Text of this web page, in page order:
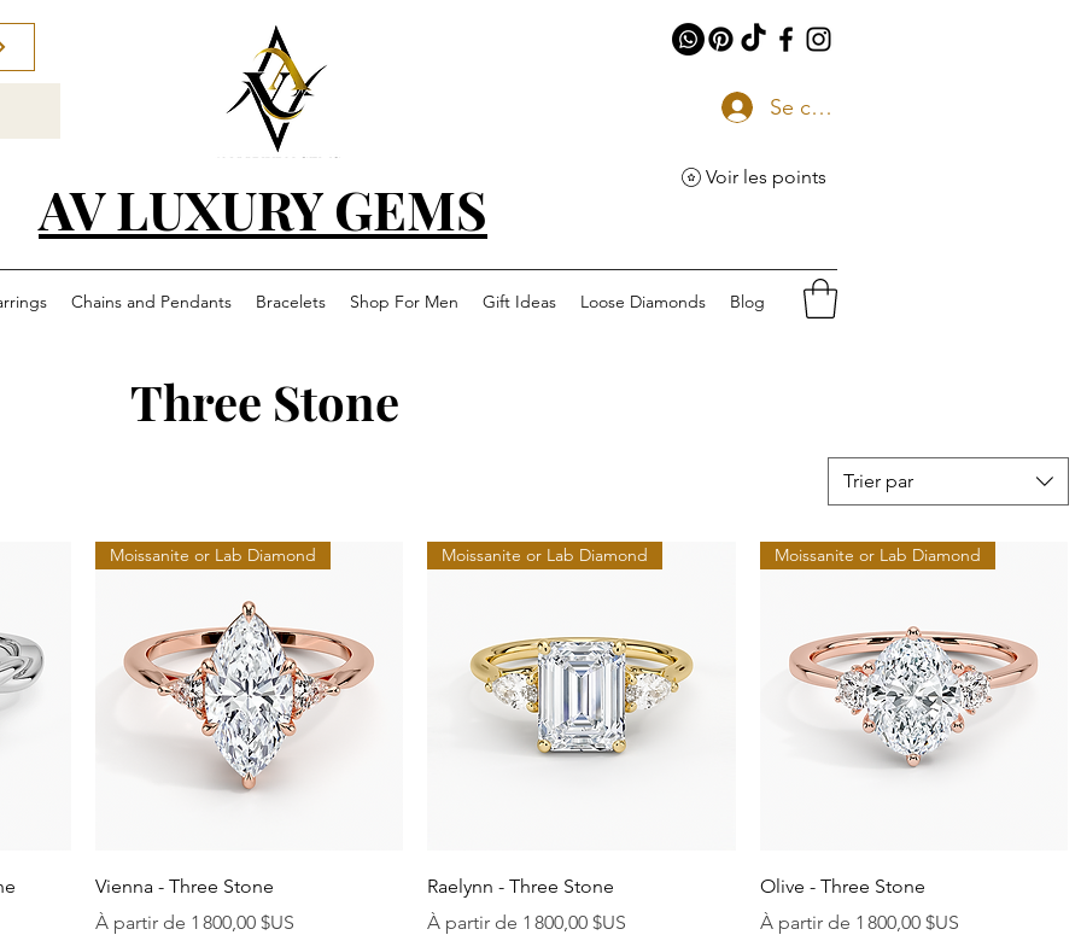
AV LUXURY GEMS
Se connecter
Voir les points
Chains and Pendants Bracelets Shop For Men Gift Ideas Loose Diamonds Blog
Trier par
Aperçu rapide
Moissanite or Lab Diamond
Vienna - Three Stone
À partir de 1 800,00 $US
Prix promotionnel
Aperçu rapide
Moissanite or Lab Diamond
Raelynn - Three Stone
À partir de 1 800,00 $US
Prix promotionnel
Aperçu rapide
Moissanite or Lab Diamond
Olive - Three Stone
À partir de 1 800,00 $US
Prix promotionnel
Three Stone